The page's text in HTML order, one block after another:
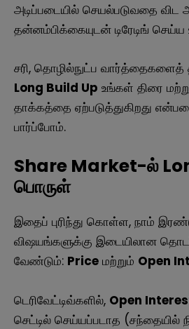
அடிப்படையில் செயல்படுவதை விட
தன்னம்பிக்கையுடன் டிரேடிங் செய்ய
சரி, தொழில்நுட்ப வார்த்தைகளைத்
Long Build Up உங்கள் திரை
தாக்கத்தை ஏற்படுத்துகிறது
பார்ப்போம்.
Share Market-ல்
பொருள்
இதைப் புரிந்து கொள்ள, நாம்
விஷயங்களுக்கு இடையிலான
வேண்டும்: Price மற்றும் Open
டெரிவேட்டிவ்களில், Open
செட்டில் செய்யப்படாத (சந்தையில்